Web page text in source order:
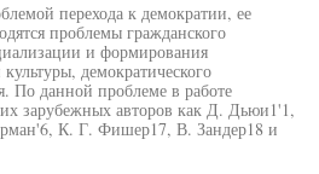
перехода к демократии, ее
проблемы гражданского
и формирования
демократического
По данной проблеме в работе
зарубежных авторов как Д. Дьюи1'1,
К. Г. Фишер17, В. Зандер18 и